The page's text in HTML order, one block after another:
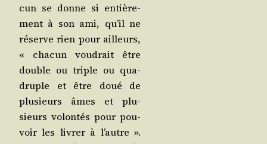
cun se donne si entiè­re­
ment à son ami, qu’il ne
réserve rien pour ailleurs,
« cha­cun vou­drait être
double ou triple ou qua­
druple et être doué de
plu­sieurs âmes et plu­
sieurs volon­tés pour pou­
voir les livrer à l’autre ».